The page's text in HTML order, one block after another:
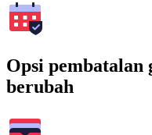
Opsi
berubah